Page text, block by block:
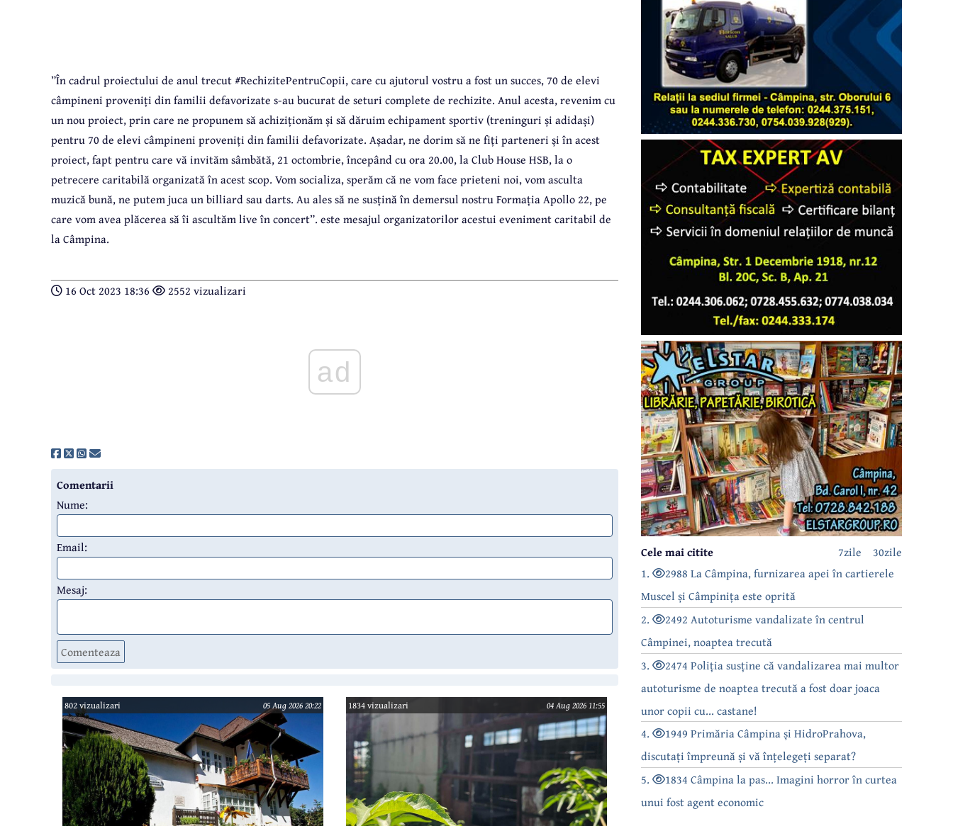
”În cadrul proiectului de anul trecut #RechizitePentruCopii, care cu ajutorul vostru a fost un succes, 70 de elevi
câmpineni proveniți din familii defavorizate s-au bucurat de seturi complete de rechizite. Anul acesta, revenim cu
un nou proiect, prin care ne propunem să achiziționăm și să dăruim echipament sportiv (treninguri și adidași)
pentru 70 de elevi câmpineni proveniți din familii defavorizate. Așadar, ne dorim să ne fiți parteneri și în acest
proiect, fapt pentru care vă invităm sâmbătă, 21 octombrie, începând cu ora 20.00, la Club House HSB, la o
petrecere caritabilă organizată în acest scop. Vom socializa, sperăm că ne vom face prieteni noi, vom asculta
muzică bună, ne putem juca un billiard sau darts. Au ales să ne susțină în demersul nostru Formația Apollo 22, pe
care vom avea plăcerea să îi ascultăm live în concert”. este mesajul organizatorilor acestui eveniment caritabil de
la Câmpina.
16 Oct 2023 18:36 2552 vizualizari
ad
Comentarii
Nume:
Email:
Mesaj:
Comenteaza
30zile
7zile
Cele mai citite
1.
2988 La Câmpina, furnizarea apei în cartierele
Muscel și Câmpinița este oprită
2.
2492 Autoturisme vandalizate în centrul
Câmpinei, noaptea trecută
3.
2474 Poliția susține că vandalizarea mai multor
autoturisme de noaptea trecută a fost doar joaca
unor copii cu... castane!
4.
1949 Primăria Câmpina și HidroPrahova,
discutați împreună și vă înțelegeți separat?
5.
1834 Câmpina la pas... Imagini horror în curtea
unui fost agent economic
802 vizualizari 05 Aug 2026 20:22 1834 vizualizari 04 Aug 2026 11:55